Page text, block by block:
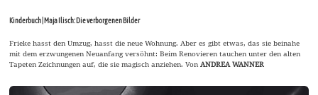
Kinderbuch | Maja Ilisch: Die verborgenen Bilder
Frieke hasst den Umzug, hasst die neue Wohnung. Aber es gibt etwas, das sie beinahe
mit dem erzwungenen Neuanfang versöhnt: Beim Renovieren tauchen unter den alten
Tapeten Zeichnungen auf, die sie magisch anziehen. Von ANDREA WANNER